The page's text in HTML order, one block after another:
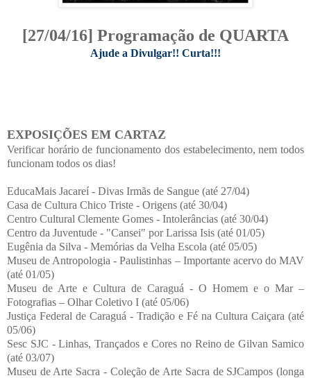
[27/04/16] Programação de QUARTA
Ajude a Divulgar!! Curta!!!
EXPOSIÇÕES EM CARTAZ
Verificar horário de funcionamento dos estabelecimento, nem todos
funcionam todos os dias!
EducaMais Jacareí - Divas Irmãs de Sangue (até 27/04)
Casa de Cultura Chico Triste - Origens (até 30/04)
Centro Cultural Clemente Gomes - Intolerâncias (até 30/04)
Centro da Juventude - "Cansei" por Larissa Isis (até 01/05)
Eugênia da Silva - Memórias da Velha Escola (até 05/05)
Museu de Antropologia - Paulistinhas – Importante acervo do MAV
(até 01/05)
Museu de Arte e Cultura de Caraguá - O Homem e o Mar –
Fotografias – Olhar Coletivo I (até 05/06)
Justiça Federal de Caraguá - Tradição e Fé na Cultura Caiçara (até
05/06)
Sesc SJC - Linhas, Trançados e Cores no Reino de Gilvan Samico
(até 03/07)
Museu de Arte Sacra - Coleção de Arte Sacra de SJCampos (longa